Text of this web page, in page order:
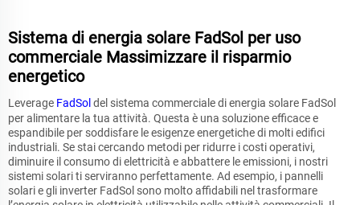
Sistema di energia solare FadSol per uso
commerciale Massimizzare il risparmio
energetico
Leverage FadSol del sistema commerciale di energia solare FadSol
per alimentare la tua attività. Questa è una soluzione efficace e
espandibile per soddisfare le esigenze energetiche di molti edifici
industriali. Se stai cercando metodi per ridurre i costi operativi,
diminuire il consumo di elettricità e abbattere le emissioni, i nostri
sistemi solari ti serviranno perfettamente. Ad esempio, i pannelli
solari e gli inverter FadSol sono molto affidabili nel trasformare